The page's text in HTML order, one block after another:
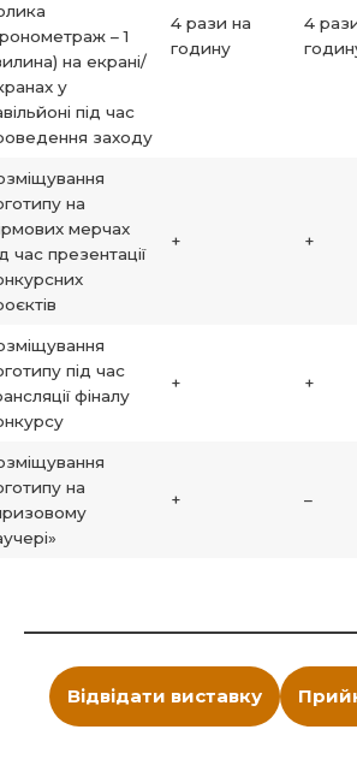
– 1
на екрані/
у
під час
заходу
4 рази на
годину
4
на
мерчах
час презентації
+ +
під час
фіналу
+ +
на
+ –
Відвідати виставку